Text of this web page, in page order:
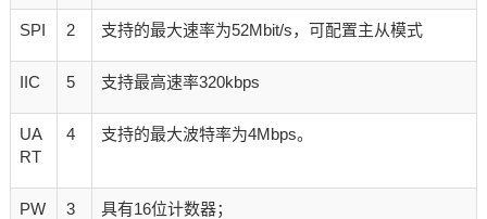
SPI 2 支持的最大速率为52Mbit/s，可配置主从模式
IIC 5 支持最高速率320kbps
UA
RT
4 支持的最大波特率为4Mbps。
PW
3 具有16位计数器；